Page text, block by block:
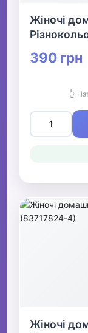
Жіночі
390 грн
👆
Жіночі